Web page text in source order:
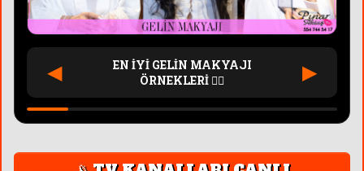
◀
FTV PINAR AKTAŞ
PROGRAMLARI 📺
▶